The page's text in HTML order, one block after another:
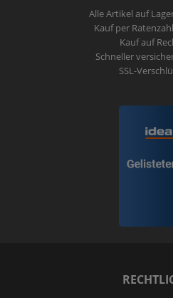
Alle Artikel auf
Kauf per
Kauf auf
Schneller
SSL-